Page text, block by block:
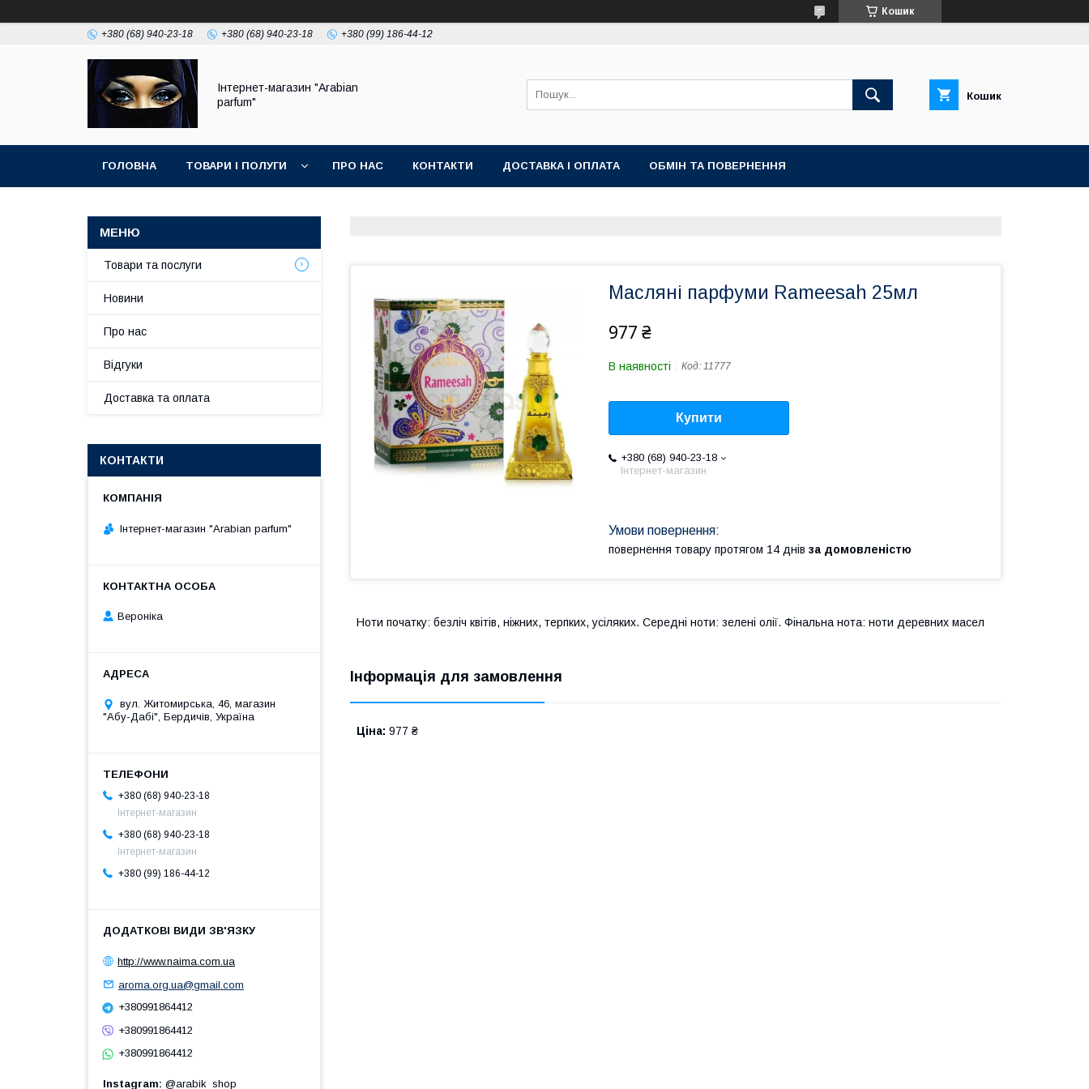
Кошик
+380 (68) 940-23-18 +380 (68) 940-23-18 +380 (99) 186-44-12
Інтернет-магазин "Arabian
parfum"
Кошик
ГОЛОВНА ТОВАРИ І ПОЛУГИ ПРО НАС КОНТАКТИ ДОСТАВКА І ОПЛАТА ОБМІН ТА ПОВЕРНЕННЯ
Масляні парфуми Rameesah 25мл
977 ₴
В наявності Код: 11777
Купити
+380 (68) 940-23-18
Інтернет-магазин
повернення товару протягом 14 днів за домовленістю
Ноти початку: безліч квітів, ніжних, терпких, усіляких. Середні ноти: зелені олії. Фінальна нота: ноти деревних масел
Інформація для замовлення
Ціна: 977 ₴
Товари та послуги
Новини
Про нас
Відгуки
Доставка та оплата
КОНТАКТИ
Інтернет-магазин "Arabian parfum"
Вероніка
вул. Житомирська, 46, магазин
"Абу-Дабі", Бердичів, Україна
+380 (68) 940-23-18
Інтернет-магазин
+380 (68) 940-23-18
Інтернет-магазин
+380 (99) 186-44-12
http://www.naima.com.ua
aroma.org.ua@gmail.com
+380991864412
+380991864412
+380991864412
Instagram @arabik_shop